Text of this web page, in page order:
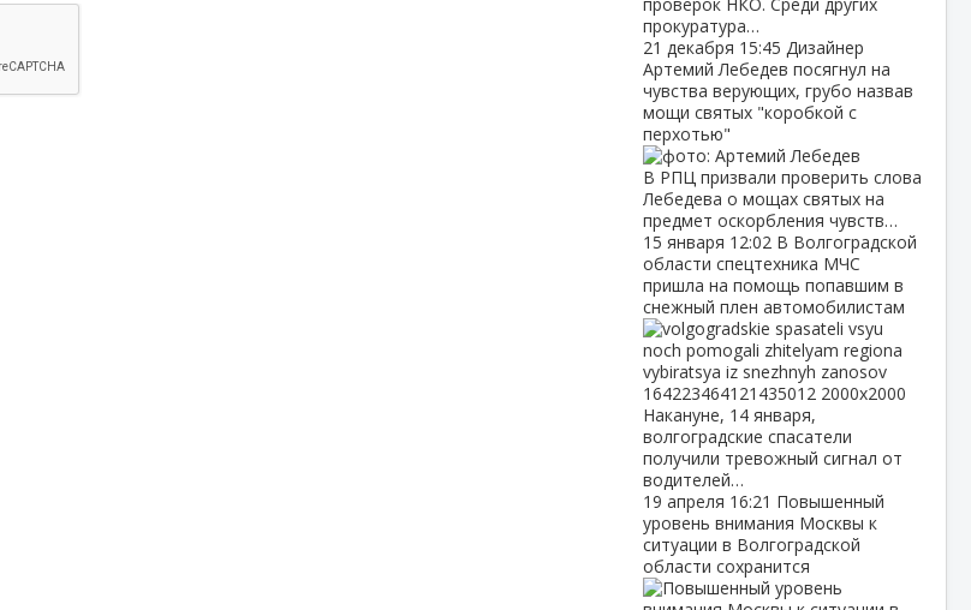
прокуратура…
21 декабря 15:45 Дизайнер
Артемий Лебедев посягнул на
чувства верующих, грубо назвав
мощи святых "коробкой с
перхотью"
В РПЦ призвали проверить слова
Лебедева о мощах святых на
предмет оскорбления чувств…
15 января 12:02 В Волгоградской
области спецтехника МЧС
пришла на помощь попавшим в
снежный плен автомобилистам
Накануне, 14 января,
волгоградские спасатели
получили тревожный сигнал от
водителей…
19 апреля 16:21 Повышенный
уровень внимания Москвы к
ситуации в Волгоградской
области сохранится